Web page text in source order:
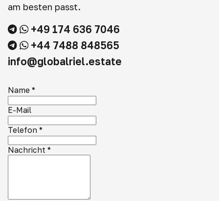
am besten passt.
+49 174 636 7046
+44 7488 848565
info@globalriel.estate
Name *
E-Mail
Telefon *
Nachricht *